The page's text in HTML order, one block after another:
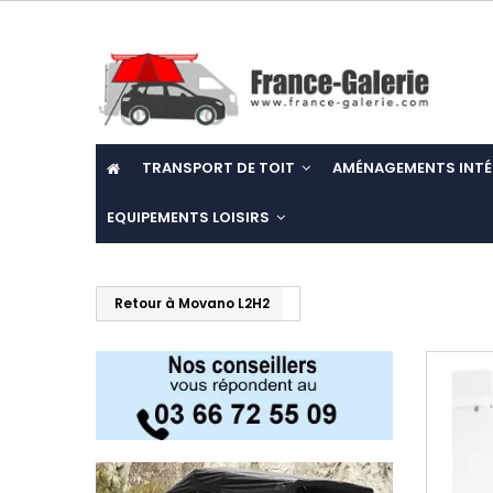
TRANSPORT DE TOIT AMÉNAGEMENTS
EQUIPEMENTS LOISIRS
Retour à Movano L2H2